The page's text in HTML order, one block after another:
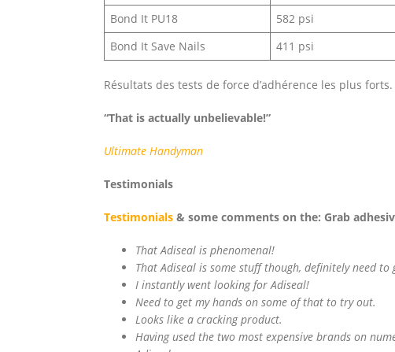
Bond It PU18
582 psi
Bond It Save Nails
411 psi
Résultats des tests de force d’adhérence les plus forts.
“That is actually unbelievable!”
Ultimate Handyman
Testimonials
Testimonials & some comments on the: Grab
That Adiseal is phenomenal!
That Adiseal is some stuff though, definitely need
I instantly went looking for Adiseal!
Need to get my hands on some of that to try out.
Looks like a cracking product.
Having used the two most expensive brands on